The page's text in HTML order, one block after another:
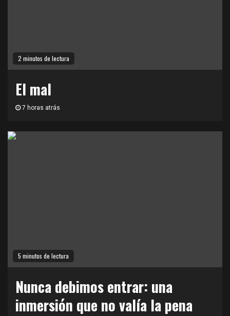
2 minutos de lectura
El mal
7 horas atrás
5 minutos de lectura
Nunca debimos entrar: una
inmersión que no valía la pena